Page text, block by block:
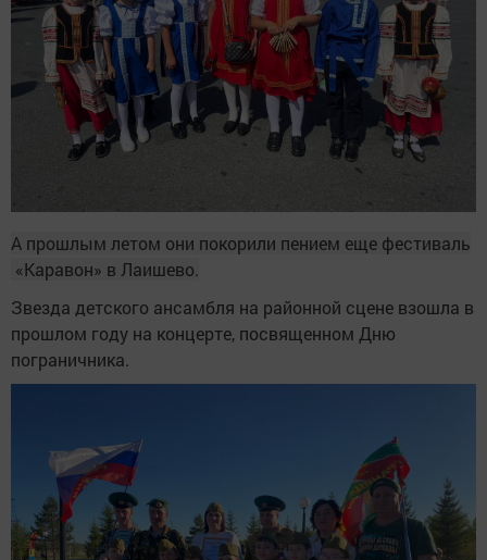
А прошлым летом они покорили пением еще фестиваль
«Каравон» в Лаишево.
Звезда детского ансамбля на районной сцене взошла в
прошлом году на концерте, посвященном Дню
пограничника.